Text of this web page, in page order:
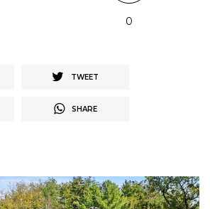
0
TWEET
SHARE